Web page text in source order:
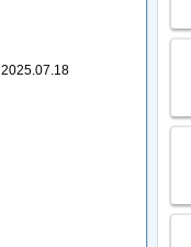
2025.07.18